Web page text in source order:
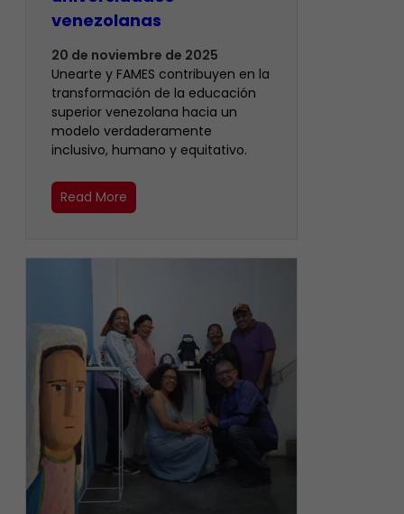
venezolanas
20 de noviembre de 2025
Unearte y FAMES contribuyen en la
transformación de la educación
superior venezolana hacia un
modelo verdaderamente
inclusivo, humano y equitativo.
Read More